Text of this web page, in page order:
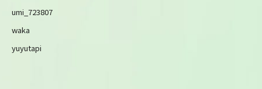
umi_723807
waka
yuyutapi